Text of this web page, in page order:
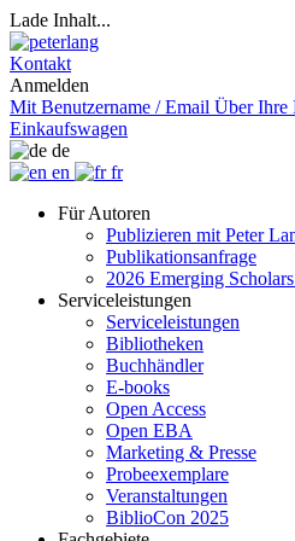
Lade Inhalt...
Kontakt
Anmelden
Mit Benutzername / Email Über Ihre
Einkaufswagen
de
en
fr
Für Autoren
Publizieren mit Peter
Publikationsanfrage
2026 Emerging
Serviceleistungen
Serviceleistungen
Bibliotheken
Buchhändler
E-books
Open Access
Open EBA
Marketing & Presse
Probeexemplare
Veranstaltungen
BiblioCon 2025